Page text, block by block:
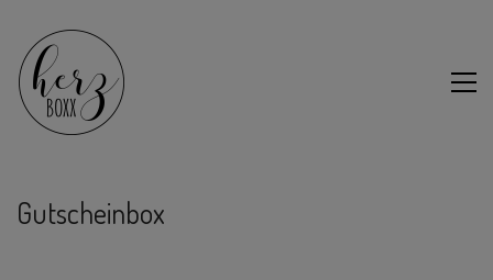
Gutscheinbox